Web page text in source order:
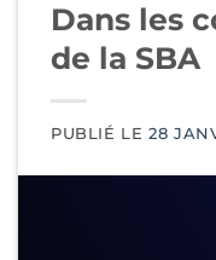
Dans les
de la SBA
PUBLIÉ LE28